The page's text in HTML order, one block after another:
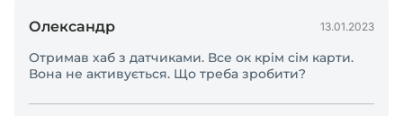
Олександр 13.01.2023
Отримав хаб з датчиками. Все ок крім сім карти.
Вона не активується. Що треба зробити?